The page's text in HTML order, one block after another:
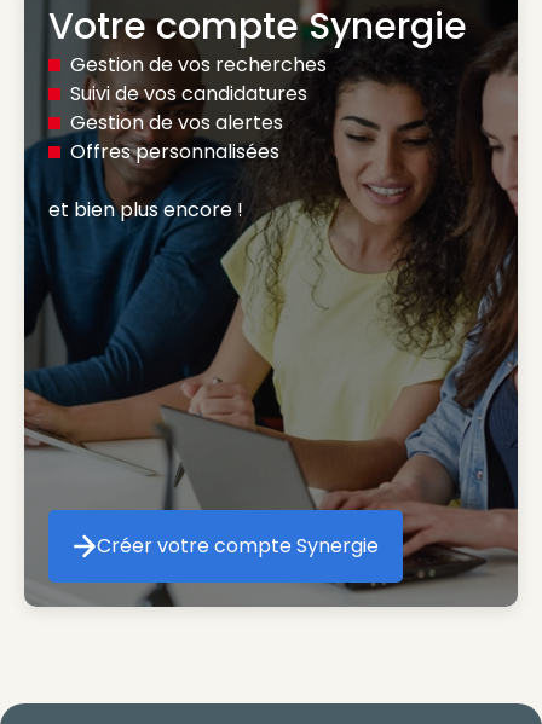
Votre compte Synergie
Gestion de vos recherches
Suivi de vos candidatures
Gestion de vos alertes
Offres personnalisées
et bien plus encore !
Créer votre compte Synergie
Créer votre compte Synergie